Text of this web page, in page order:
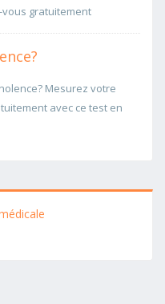
gratuitement
Mesurez votre
avec ce test en